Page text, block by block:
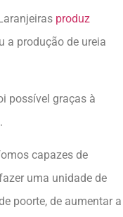
produz
a produção de ureia
possível graças à
capazes de
uma unidade de
poorte, de aumentar a